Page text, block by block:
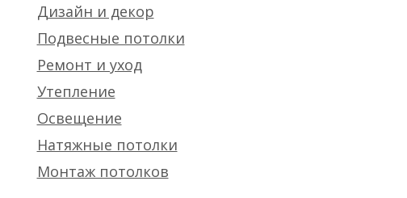
Дизайн и декор
Подвесные потолки
Ремонт и уход
Утепление
Освещение
Натяжные потолки
Монтаж потолков